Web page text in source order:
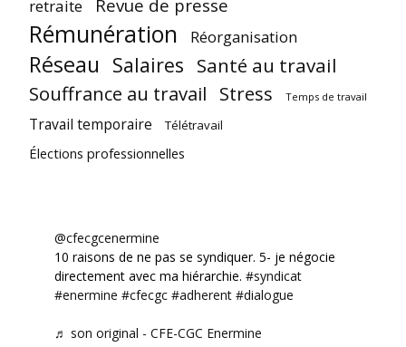
retraite Revue de presse
Rémunération Réorganisation
Réseau Salaires Santé au travail
Souffrance au travail Stress Temps de travail
Travail temporaire Télétravail
Élections professionnelles
@cfecgcenermine
10 raisons de ne pas se syndiquer. 5- je négocie
directement avec ma hiérarchie. #syndicat
#enermine #cfecgc #adherent #dialogue
♬ son original - CFE-CGC Enermine